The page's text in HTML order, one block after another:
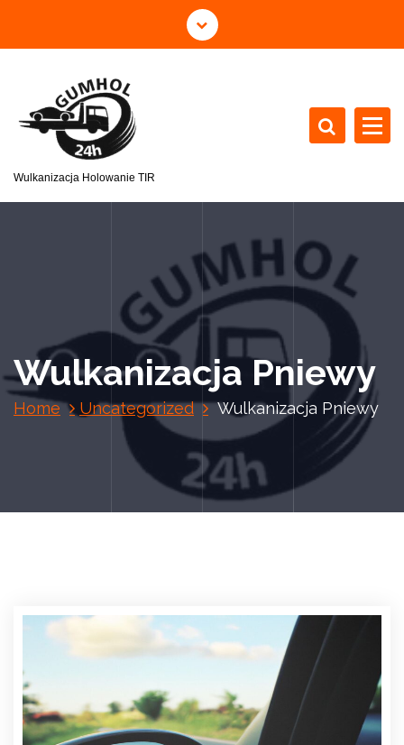
Wulkanizacja Holowanie TIR
Wulkanizacja Pniewy
Home Uncategorized Wulkanizacja Pniewy